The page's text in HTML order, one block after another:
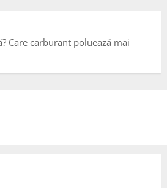
Care carburant poluează mai